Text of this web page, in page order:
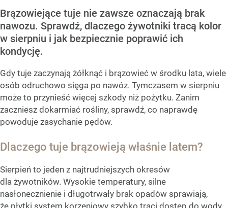
Brązowiejące tuje nie zawsze oznaczają brak
nawozu. Sprawdź, dlaczego żywotniki tracą kolor
w sierpniu i jak bezpiecznie poprawić ich
kondycję.
Gdy tuje zaczynają żółknąć i brązowieć w środku lata, wiele
osób odruchowo sięga po nawóz. Tymczasem w sierpniu
może to przynieść więcej szkody niż pożytku. Zanim
zaczniesz dokarmiać rośliny, sprawdź, co naprawdę
powoduje zasychanie pędów.
Dlaczego tuje brązowieją właśnie latem?
Sierpień to jeden z najtrudniejszych okresów
dla żywotników. Wysokie temperatury, silne
nasłonecznienie i długotrwały brak opadów sprawiają,
że płytki system korzeniowy szybko traci dostęp do wody.